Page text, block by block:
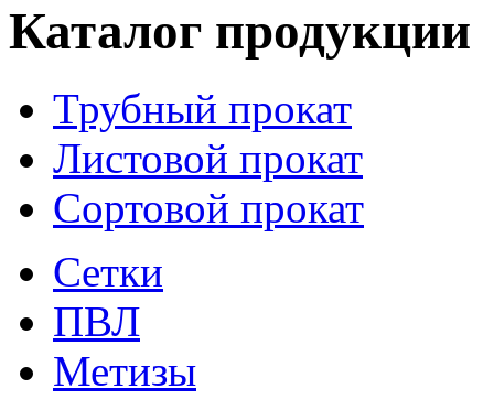
Каталог продукции
Трубный прокат
Листовой прокат
Сортовой прокат
Сетки
ПВЛ
Метизы